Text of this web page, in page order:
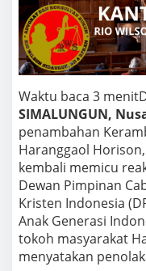
l
:
D
e
s
a
k
P
e
n
g
a
k
a
n
H
u
Waktu baca 3 menit
SIMALUNGUN,
penambahan
Haranggaol
kembali memicu
Dewan Pimpinan
Kristen Indonesia
Anak Generasi
tokoh masyarakat
menyatakan